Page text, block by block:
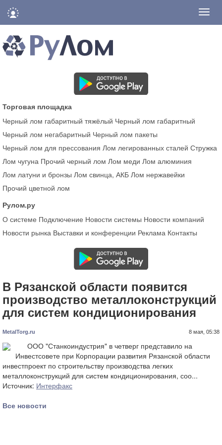
Торговая площадка
Черный лом габаритный тяжёлый Черный лом габаритный
Черный лом негабаритный Черный лом пакеты
Черный лом для прессования Лом легированных сталей Стружка
Лом чугуна Прочий черный лом Лом меди Лом алюминия
Лом латуни и бронзы Лом свинца, АКБ Лом нержавейки
Прочий цветной лом
Рулом.ру
О системе Подключение Новости системы Новости компаний
Новости рынка Выставки и конференции Реклама Контакты
В Рязанской области появится
производство металлоконструкций
для систем кондиционирования
MetalTorg.ru 8 мая, 05:38
ООО "Станкоиндустрия" в четверг представило на
Инвестсовете при Корпорации развития Рязанской области
инвестпроект по строительству производства легких
металлоконструкций для систем кондиционирования, соо...
Источник: Интерфакс
Все новости